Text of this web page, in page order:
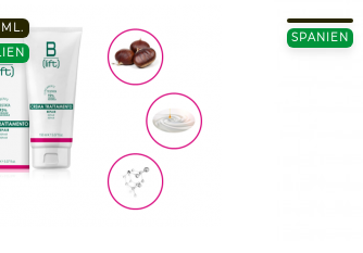
SPANIEN